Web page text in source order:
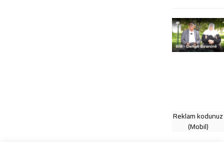
Reklam kodunuz
(Mobil)